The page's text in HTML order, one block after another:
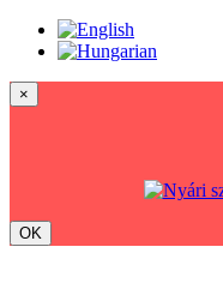
×
OK